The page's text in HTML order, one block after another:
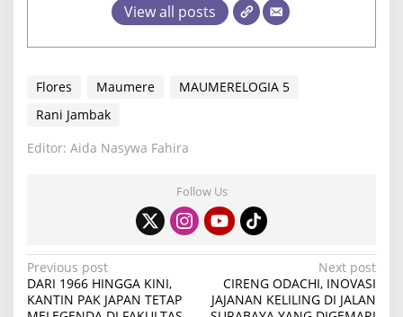
View all posts
Flores Maumere
MAUMERELOGIA 5
Rani Jambak
Editor: Aida Nasywa Fahira
Follow Us
P
o
Previous post
DARI 1966 HINGGA KINI,
KANTIN PAK JAPAN TETAP
Next post
CIRENG ODACHI, INOVASI
JAJANAN KELILING DI JALAN